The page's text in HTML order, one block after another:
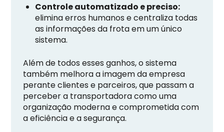
Controle automatizado e preciso:
elimina erros humanos e centraliza todas
as informações da frota em um único
sistema.
Além de todos esses ganhos, o sistema
também melhora a imagem da empresa
perante clientes e parceiros, que passam a
perceber a transportadora como uma
organização moderna e comprometida com
a eficiência e a segurança.